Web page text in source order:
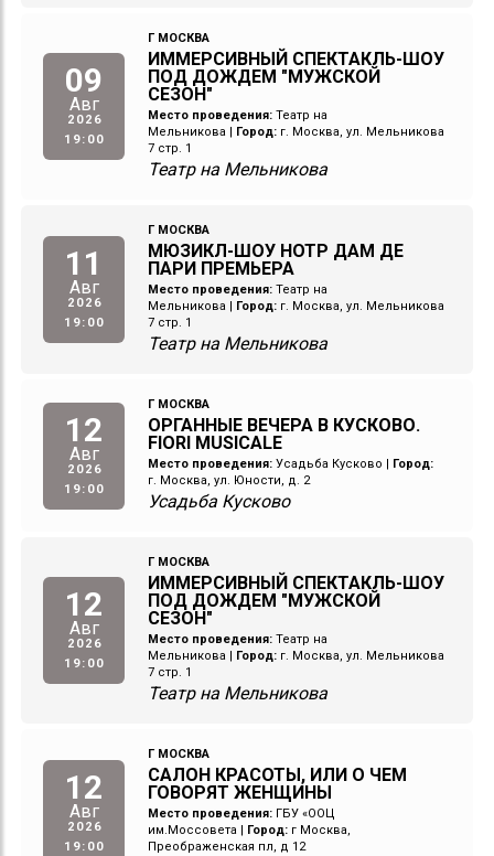
09
Авг
2026
19:00
Г МОСКВА
ИММЕРСИВНЫЙ СПЕКТАКЛЬ-ШОУ
ПОД ДОЖДЕМ "МУЖСКОЙ
СЕЗОН"
Место проведения: Театр на
Мельникова
Город: г. Москва, ул. Мельникова
7 стр. 1
Театр на Мельникова
11
Авг
2026
19:00
Г МОСКВА
МЮЗИКЛ-ШОУ НОТР ДАМ ДЕ
ПАРИ ПРЕМЬЕРА
Место проведения: Театр на
Мельникова
Город: г. Москва, ул. Мельникова
7 стр. 1
Театр на Мельникова
12
Авг
2026
19:00
Г МОСКВА
ОРГАННЫЕ ВЕЧЕРА В КУСКОВО.
FIORI MUSICALE
Место проведения: Усадьба Кусково
Город:
г. Москва, ул. Юности, д. 2
Усадьба Кусково
12
Авг
2026
19:00
Г МОСКВА
ИММЕРСИВНЫЙ СПЕКТАКЛЬ-ШОУ
ПОД ДОЖДЕМ "МУЖСКОЙ
СЕЗОН"
Место проведения: Театр на
Мельникова
Город: г. Москва, ул. Мельникова
7 стр. 1
Театр на Мельникова
12
Авг
2026
19:00
Г МОСКВА
САЛОН КРАСОТЫ, ИЛИ О ЧЕМ
ГОВОРЯТ ЖЕНЩИНЫ
Место проведения: ГБУ «ООЦ
им.Моссовета
Город: г Москва,
Преображенская пл, д 12